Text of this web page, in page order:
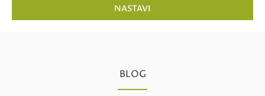
NASTAVI
BLOG